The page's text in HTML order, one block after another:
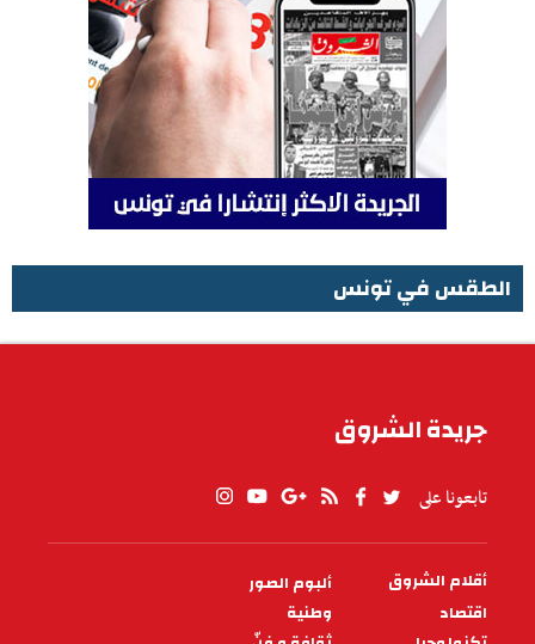
الطقس في تونس
جريدة الشروق
تابعونا على
PIED
DE
أقلام الشروق
ألبوم الصور
اقتصاد
وطنية